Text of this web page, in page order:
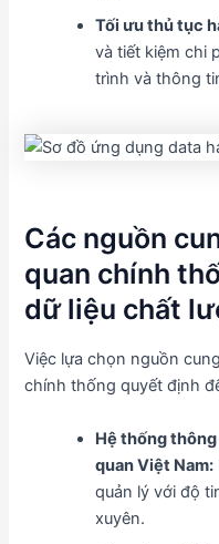
Tối ưu thủ tục
và tiết kiệm chi
trình và thông
Các nguồn
quan chính
dữ liệu chất
Việc lựa chọn nguồn
chính thống quyết định
Hệ thống
quan Việt Nam:
quản lý với độ
xuyên.